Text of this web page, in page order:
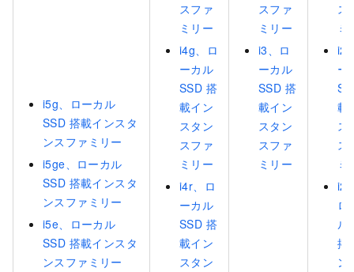
i5g、ローカル
SSD 搭載インスタ
ンスファミリー
i5ge、ローカル
SSD 搭載インスタ
ンスファミリー
i5e、ローカル
SSD 搭載インスタ
ンスファミリー
スファ
ミリー
i4g、ロ
ーカル
SSD 搭
載イン
スタン
スファ
ミリー
i4r、ロ
ーカル
SSD 搭
載イン
スタン
スファ
ミリー
i3、ロ
ーカル
SSD 搭
載イン
スタン
スファ
ミリー
ス
ミ
ー
載
ス
ス
ミ
ロ
ル
搭
ン